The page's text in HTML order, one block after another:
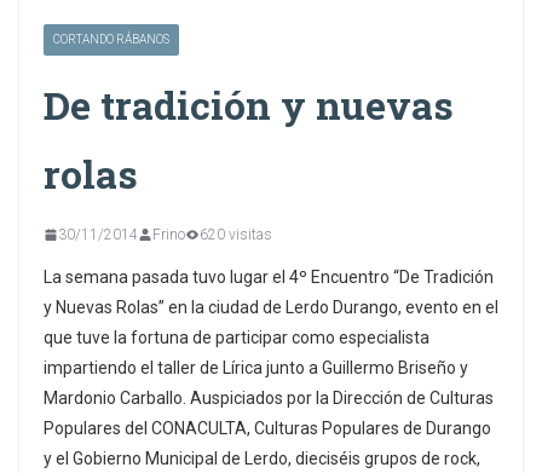
CORTANDO RÁBANOS
De tradición y nuevas
rolas
30/11/2014 Frino 620 visitas
La semana pasada tuvo lugar el 4º Encuentro “De Tradición
y Nuevas Rolas” en la ciudad de Lerdo Durango, evento en el
que tuve la fortuna de participar como especialista
impartiendo el taller de Lírica junto a Guillermo Briseño y
Mardonio Carballo. Auspiciados por la Dirección de Culturas
Populares del CONACULTA, Culturas Populares de Durango
y el Gobierno Municipal de Lerdo, dieciséis grupos de rock,